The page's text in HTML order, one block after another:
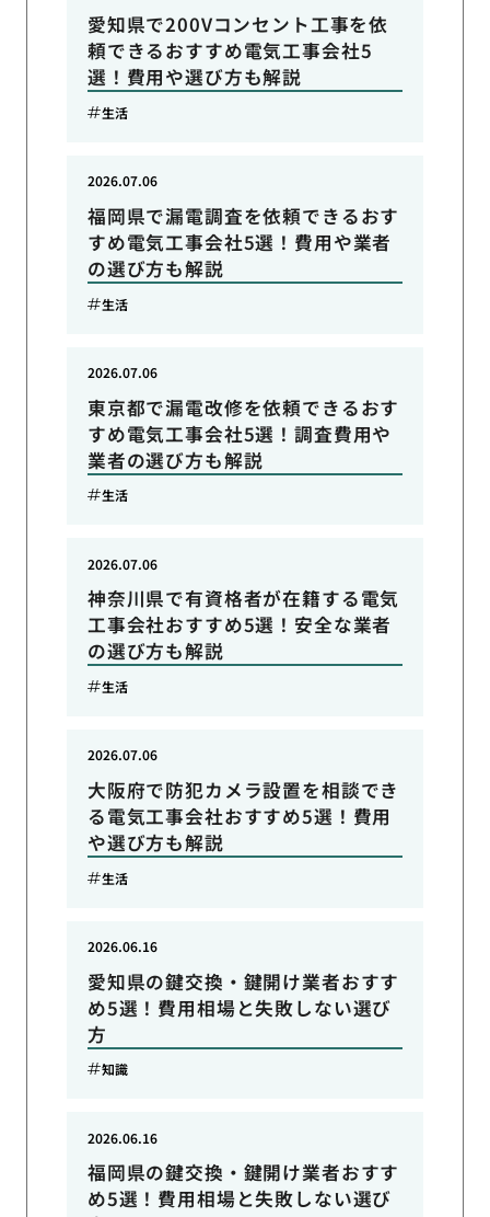
愛知県で200Vコンセント工事を依
頼できるおすすめ電気工事会社5
選！費用や選び方も解説
生活
福岡県で漏電調査を依頼できるおす
すめ電気工事会社5選！費用や業者
の選び方も解説
2026.07.06
生活
東京都で漏電改修を依頼できるおす
すめ電気工事会社5選！調査費用や
業者の選び方も解説
2026.07.06
生活
神奈川県で有資格者が在籍する電気
工事会社おすすめ5選！安全な業者
の選び方も解説
2026.07.06
生活
大阪府で防犯カメラ設置を相談でき
る電気工事会社おすすめ5選！費用
や選び方も解説
2026.07.06
生活
愛知県の鍵交換・鍵開け業者おすす
め5選！費用相場と失敗しない選び
方
2026.06.16
知識
福岡県の鍵交換・鍵開け業者おすす
め5選！費用相場と失敗しない選び
2026.06.16